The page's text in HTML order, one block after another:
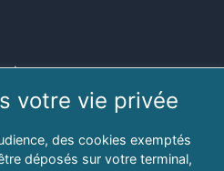
alger.com
votre vie privée
des cookies exemptés
déposés sur votre terminal,